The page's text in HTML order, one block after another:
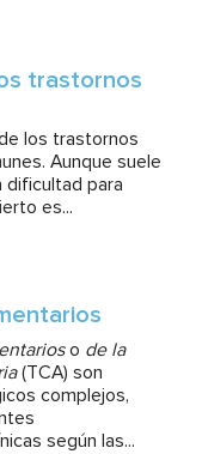
trastornos
los trastornos
Aunque suele
dificultad para
es...
o de la
(TCA) son
complejos,
según las...